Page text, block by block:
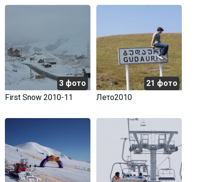
3 фото
First Snow 2010-11
21 фото
Лето2010